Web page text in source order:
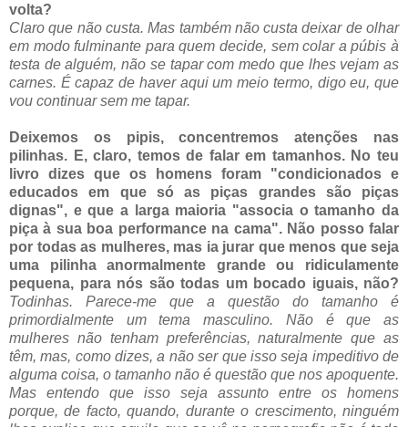
volta?
Claro que não custa. Mas também não custa deixar de olhar
em modo fulminante para quem decide, sem colar a púbis à
testa de alguém, não se tapar com medo que lhes vejam as
carnes. É capaz de haver aqui um meio termo, digo eu, que
vou continuar sem me tapar.
Deixemos os pipis, concentremos atenções nas
pilinhas. E, claro, temos de falar em tamanhos. No teu
livro dizes que os homens foram "condicionados e
educados em que só as piças grandes são piças
dignas", e que a larga maioria "associa o tamanho da
piça à sua boa performance na cama". Não posso falar
por todas as mulheres, mas ia jurar que menos que seja
uma pilinha anormalmente grande ou ridiculamente
pequena, para nós são todas um bocado iguais, não?
Todinhas. Parece-me que a questão do tamanho é
primordialmente um tema masculino. Não é que as
mulheres não tenham preferências, naturalmente que as
têm, mas, como dizes, a não ser que isso seja impeditivo de
alguma coisa, o tamanho não é questão que nos apoquente.
Mas entendo que isso seja assunto entre os homens
porque, de facto, quando, durante o crescimento, ninguém